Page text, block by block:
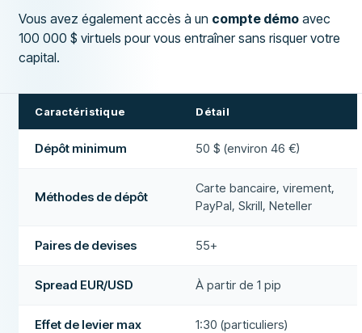
Vous avez également accès à un compte démo avec
100 000 $ virtuels pour vous entraîner sans risquer votre
capital.
Caractéristique Détail
Dépôt minimum 50 $ (environ 46 €)
Méthodes de dépôt
Carte bancaire, virement,
PayPal, Skrill, Neteller
Paires de devises 55+
Spread EUR/USD À partir de 1 pip
Effet de levier max 1:30 (particuliers)